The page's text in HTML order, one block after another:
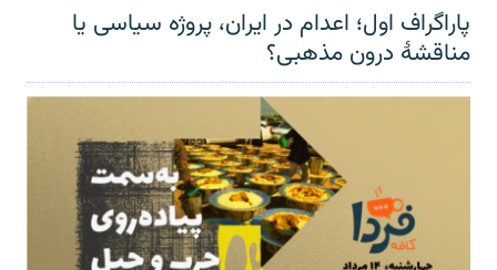
پاراگراف اول؛ اعدام در ایران، پروژه سیاسی یا
مناقشهٔ درون مذهبی؟